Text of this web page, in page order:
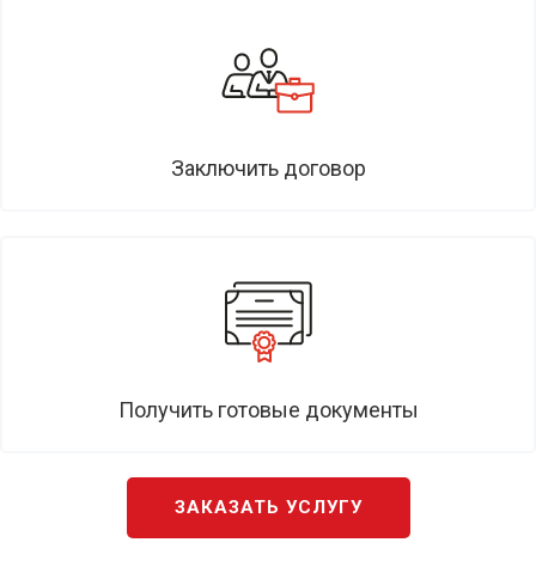
Заключить договор
Получить готовые документы
ЗАКАЗАТЬ УСЛУГУ